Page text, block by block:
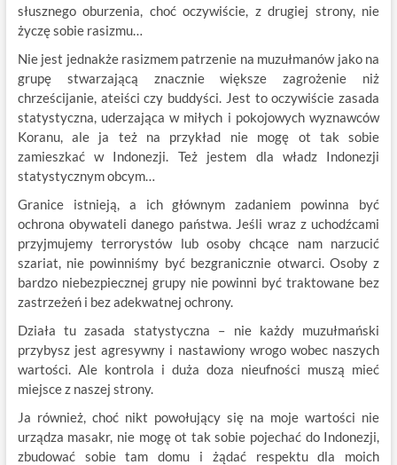
słusznego oburzenia, choć oczywiście, z drugiej strony, nie
życzę sobie rasizmu…
Nie jest jednakże rasizmem patrzenie na muzułmanów jako na
grupę stwarzającą znacznie większe zagrożenie niż
chrześcijanie, ateiści czy buddyści. Jest to oczywiście zasada
statystyczna, uderzająca w miłych i pokojowych wyznawców
Koranu, ale ja też na przykład nie mogę ot tak sobie
zamieszkać w Indonezji. Też jestem dla władz Indonezji
statystycznym obcym…
Granice istnieją, a ich głównym zadaniem powinna być
ochrona obywateli danego państwa. Jeśli wraz z uchodźcami
przyjmujemy terrorystów lub osoby chcące nam narzucić
szariat, nie powinniśmy być bezgranicznie otwarci. Osoby z
bardzo niebezpiecznej grupy nie powinni być traktowane bez
zastrzeżeń i bez adekwatnej ochrony.
Działa tu zasada statystyczna – nie każdy muzułmański
przybysz jest agresywny i nastawiony wrogo wobec naszych
wartości. Ale kontrola i duża doza nieufności muszą mieć
miejsce z naszej strony.
Ja również, choć nikt powołujący się na moje wartości nie
urządza masakr, nie mogę ot tak sobie pojechać do Indonezji,
zbudować sobie tam domu i żądać respektu dla moich